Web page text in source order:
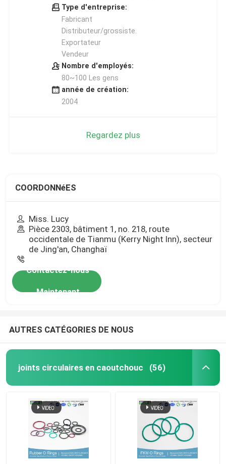
Type d'entreprise:
Fabricant
Distributeur/grossiste.
Exportateur
Vendeur
Nombre d'employés:
80~100 Les gens
année de création:
2004
Regardez plus
COORDONNéES
Miss. Lucy
Pièce 2303, bâtiment 1, no. 218, route
occidentale de Tianmu (Kerry Night Inn), secteur
de Jing'an, Changhaï
Contactez-nous
Maintenant
AUTRES CATÉGORIES DE NOUS
joints circulaires en caoutchouc (56)